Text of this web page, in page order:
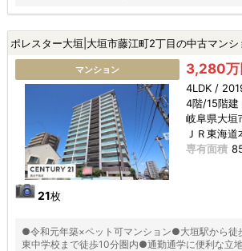
ポレスター大垣|大垣市藤江町2丁目の中古マンシ
マンション
21枚
3,280万
4LDK /
4階/15階建
岐阜県大垣
ＪＲ東海
専有面積
●令和元年築×ペット可マンション●大垣駅から徒
東中学校まで徒歩10分圏内●通勤通学に便利な立